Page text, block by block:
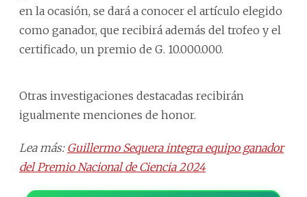
en la ocasión, se dará a conocer el artículo elegido
como ganador, que recibirá además del trofeo y el
certificado, un premio de G. 10.000.000.
Otras investigaciones destacadas recibirán
igualmente menciones de honor.
Lea más: Guillermo Sequera integra equipo ganador
del Premio Nacional de Ciencia 2024